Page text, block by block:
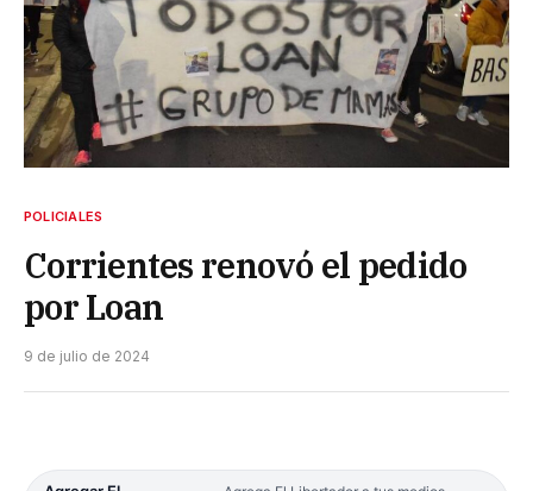
POLICIALES
Corrientes renovó el pedido
por Loan
9 de julio de 2024